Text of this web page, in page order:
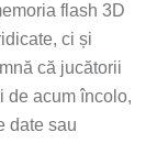
flash 3D
ci și
că jucătorii
de acum încolo,
date sau